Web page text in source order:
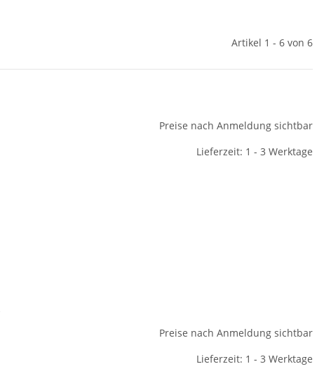
Artikel 1 - 6 von 6
Preise nach Anmeldung sichtbar
Lieferzeit: 1 - 3 Werktage
Preise nach Anmeldung sichtbar
Lieferzeit: 1 - 3 Werktage